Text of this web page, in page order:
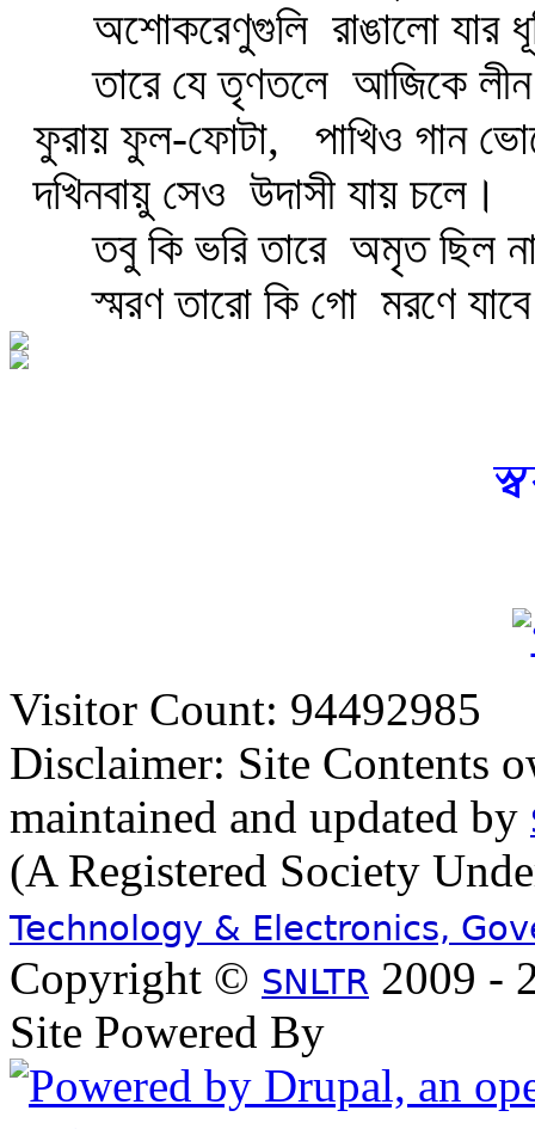
অশোকরেণুগুলি রাঙালো যার
তারে যে তৃণতলে আজিকে
ফুরায় ফুল-ফোটা,
পাখিও গান
দখিনবায়ু সেও উদাসী যায় চলে।
তবু কি ভরি তারে অমৃত ছিল
স্মরণ তারো কি গো মরণে
Visitor Count: 94492985
Disclaimer: Site Contents
maintained and updated by
(A Registered Society
Technology & Electronics,
Copyright © SNLTR 2009 -
Site Powered By